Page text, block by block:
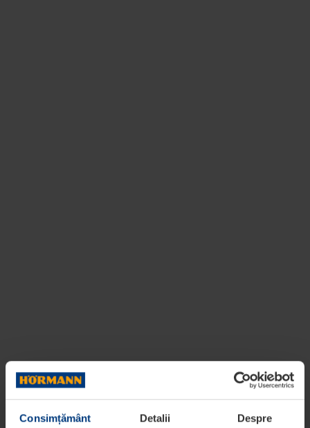
Consimțământ Detalii Despre